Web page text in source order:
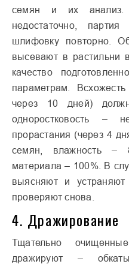
семян и их
недостаточно,
шлифовку повторно.
высевают в растильни
качество
параметрам.
через 10 дней)
одноростковость –
прорастания (через 4
семян, влажность –
материала – 100%. В
выясняют и
проверяют снова.
4. Дражирование
Тщательно
дражируют –